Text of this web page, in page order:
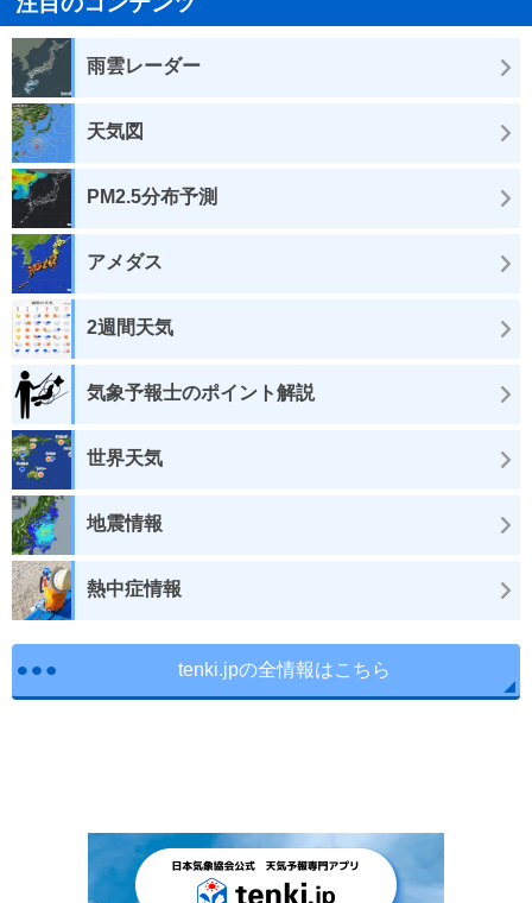
雨雲レーダー
天気図
PM2.5分布予測
アメダス
2週間天気
気象予報士のポイント解説
世界天気
地震情報
熱中症情報
tenki.jpの全情報はこちら